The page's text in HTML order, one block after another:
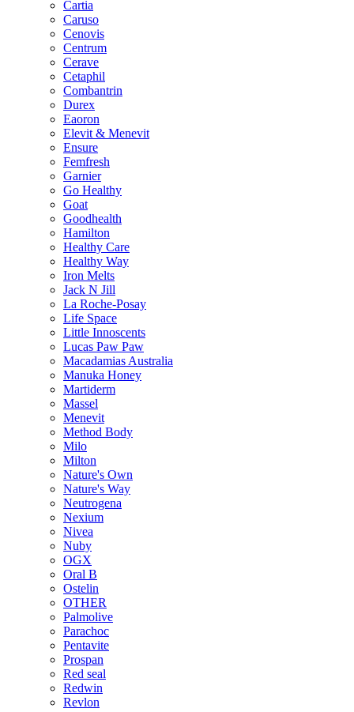
Cartia
Caruso
Cenovis
Centrum
Cerave
Cetaphil
Combantrin
Durex
Eaoron
Elevit & Menevit
Ensure
Femfresh
Garnier
Go Healthy
Goat
Goodhealth
Hamilton
Healthy Care
Healthy Way
Iron Melts
Jack N Jill
La Roche-Posay
Life Space
Little Innoscents
Lucas Paw Paw
Macadamias Australia
Manuka Honey
Martiderm
Massel
Menevit
Method Body
Milo
Milton
Nature's Own
Nature's Way
Neutrogena
Nexium
Nivea
Nuby
OGX
Oral B
Ostelin
OTHER
Palmolive
Parachoc
Pentavite
Prospan
Red seal
Redwin
Revlon